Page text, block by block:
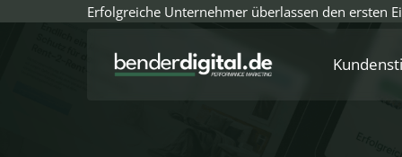
Erfolgreiche Unternehmer überlassen den ersten